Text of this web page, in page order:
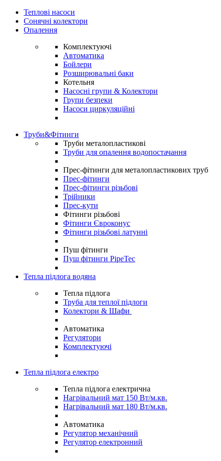
Теплові насоси
Сонячні колектори
Опалення
Комплектуючі
Автоматика
Бойлери
Розширювальні баки
Котельня
Насосні групи & Колектори
Групи безпеки
Насоси циркуляційні
Труби&Фітинги
Труби металопластикові
Труби для опалення водопостачання
Прес-фітинги для металопластикових труб
Прес-фітинги
Прес-фітинги різьбові
Трійники
Прес-кути
Фітинги різьбові
Фітинги Євроконус
Фітинги різьбові латунні
Пуш фітинги
Пуш фітинги PipeTec
Тепла підлога водяна
Тепла підлога
Труба для теплої підлоги
Колектори & Шафи
Автоматика
Регулятори
Комплектуючі
Тепла підлога електро
Тепла підлога електрична
Нагрівальний мат 150 Вт/м.кв.
Нагрівальний мат 180 Вт/м.кв.
Автоматика
Регулятор механічний
Регулятор електронний